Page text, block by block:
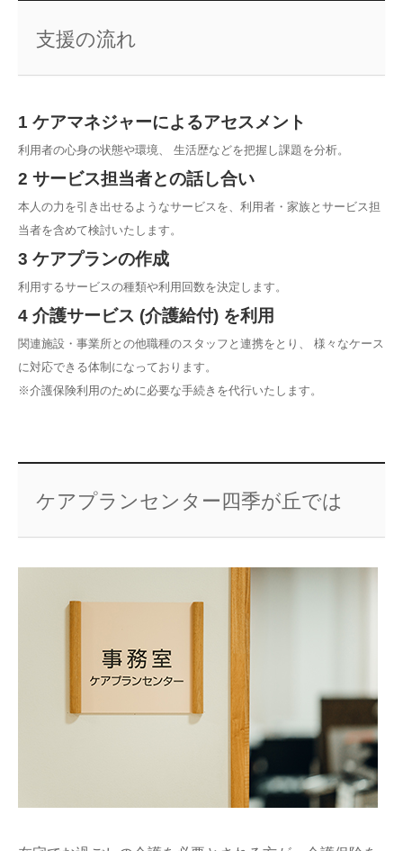
支援の流れ
1 ケアマネジャーによるアセスメント
利用者の心身の状態や環境、 生活歴などを把握し課題を分析。
2 サービス担当者との話し合い
本人の力を引き出せるようなサービスを、利用者・家族とサービス担
当者を含めて検討いたします。
3 ケアプランの作成
利用するサービスの種類や利用回数を決定します。
4 介護サービス (介護給付) を利用
関連施設・事業所との他職種のスタッフと連携をとり、 様々なケース
に対応できる体制になっております。
※介護保険利用のために必要な手続きを代行いたします。
ケアプランセンター四季が丘では